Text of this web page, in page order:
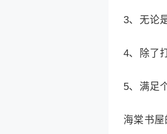
3、无论
4、除了
5、满足
海棠书屋